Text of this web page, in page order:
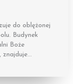
do oblężonej
Budynek
Boże
znajduje…